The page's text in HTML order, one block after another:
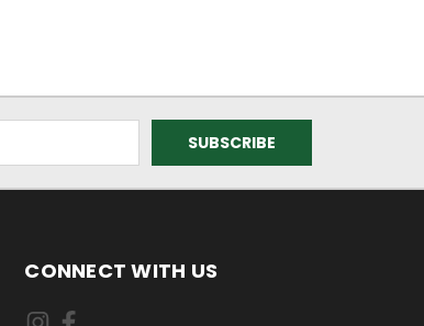
CONNECT WITH US